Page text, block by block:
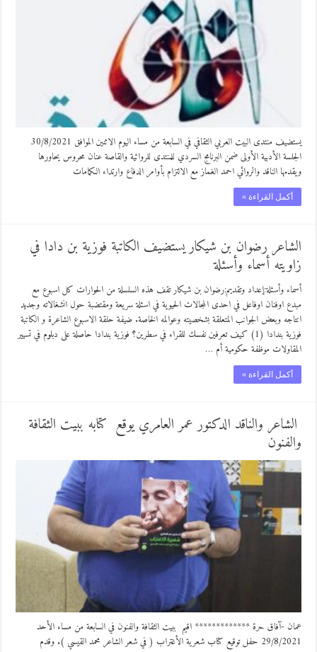
يستضيف منتدى البيت العربي الثقافي في السابعة من مساء اليوم الاثنين الموافق 30/8/2021
الجلسة الأدبية الأولى ضمن البرنامج السردي للمنتدى للروائية والقاصة عنان محروس يحاورها
ويقدمها الناقد والروائي احمد الغماز مع الالتزام بأوامر الدفاع وارتداء الكمامات
أكمل القراءة »
الشاعر رضوان بن شيكار يستضيف الكاتبة فوزية بن دادا في
زاويته أسماء وأسئلة
أسماء وأسئلة:إعداد وتقديم:رضوان بن شيكار تقف هذه السلسلة من الحوارات كل اسبوع مع
مبدع اوفنان اوفاعل في احدى المجالات الحيوية في اسئلة سريعة ومقتضبة حول انشغالاته وجديد
انتاجه وبعض الجوانب المتعلقة بشخصيته وعوالمه الخاصة. ضيفة حلقة الاسبوع الشاعرة و الكاتبة
فوزية بندادا (1) كيف تعرفين نفسك للقراء في سطرين؟ فوزية بندادا حاصلة على دبلوم في تسيير
المقاولات موظفة حكومية أم …
أكمل القراءة »
الشاعر والناقد الدكتور عمر العامري يوقع كتابه ببيت الثقافة
والفنون
عمان -آفاق حرة ************* اقيم ببيت الثقافة والفنون في السابعة من مساء الأحد
29/8/2021 حفل توقيع كتاب شعرية الأغتراب ( في شعر الشاعر محمد القيسي ). وقدم